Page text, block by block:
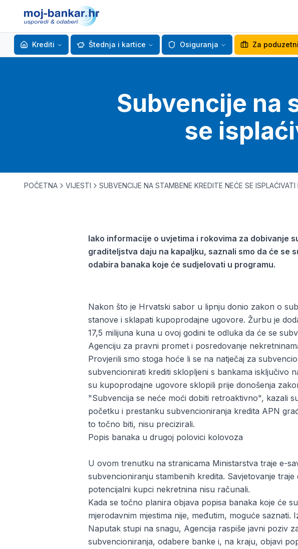
Krediti Štednja i kartice Osiguranja Za
Subvencije na
se
POČETNA VIJESTI SUBVENCIJE NA STAMBENE KREDITE NEĆE SE
Iako informacije o uvjetima i rokovima za dobivanje
graditeljstva daju na kapaljku, saznali smo da će
odabira banaka koje će sudjelovati u programu.
Nakon što je Hrvatski sabor u lipnju donio zakon o
stanove i sklapati kupoprodajne ugovore. Žurbu je
17,5 milijuna kuna u ovoj godini te odluka da će se
Agenciju za pravni promet i posredovanje
Provjerili smo stoga hoće li se na natječaj za
subvencionirati krediti sklopljeni s bankama isključivo
su kupoprodajne ugovore sklopili prije donošenja
"Subvencija se neće moći dobiti retroaktivno", kazali
početku i prestanku subvencioniranja kredita APN
to točno biti, nisu precizirali.
Popis banaka u drugoj polovici kolovoza
U ovom trenutku na stranicama Ministarstva traje e-
subvencioniranju stambenih kredita. Savjetovanje
potencijalni kupci nekretnina nisu računali.
Kada se točno planira objava popisa banaka koje će
mjerodavnim mjestima nije, međutim, moguće
Naputak stupi na snagu, Agencija raspiše javni poziv
subvencioniranja, odabere banke i, na kraju, objavi